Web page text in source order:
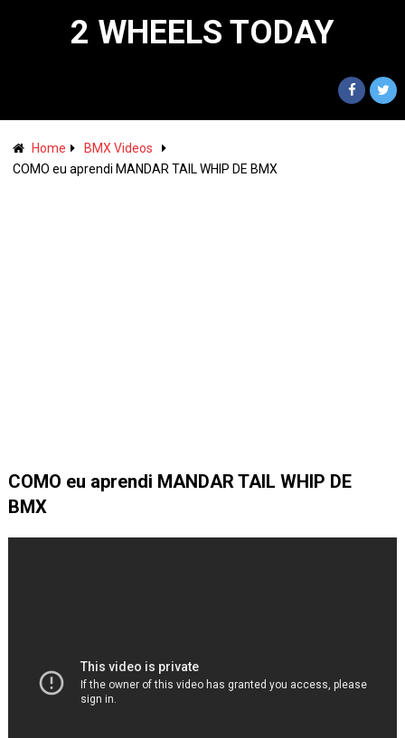
2 WHEELS TODAY
Home
BMX Videos
COMO eu aprendi MANDAR TAIL WHIP DE BMX
COMO eu aprendi MANDAR TAIL WHIP DE
BMX